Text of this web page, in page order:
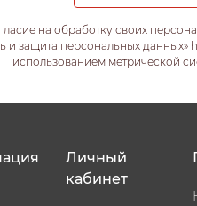
на обработку своих
и защита персональных
использованием метрической
Личный
кабинет